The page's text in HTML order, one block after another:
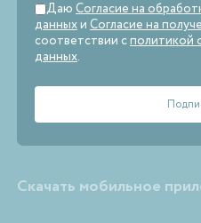
Даю Согласие на
данныхи Согласие на
соответствии сполитикой
данных.
Скачать мобильное